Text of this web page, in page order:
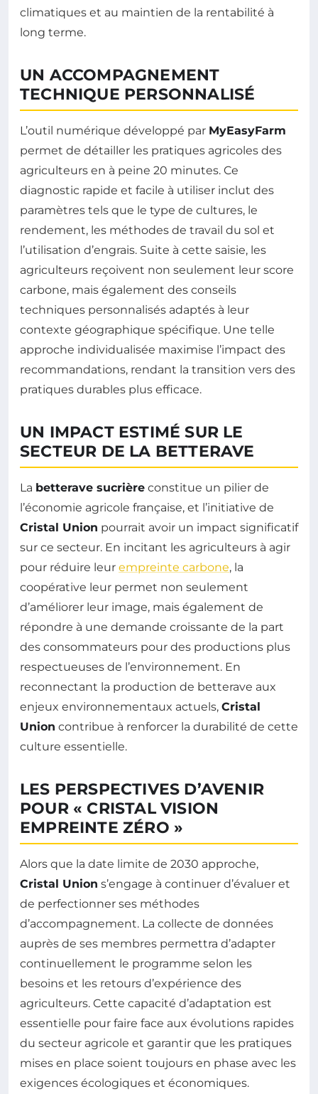
climatiques et au maintien de la rentabilité à
long terme.
UN ACCOMPAGNEMENT
TECHNIQUE PERSONNALISÉ
L’outil numérique développé par MyEasyFarm
permet de détailler les pratiques agricoles des
agriculteurs en à peine 20 minutes. Ce
diagnostic rapide et facile à utiliser inclut des
paramètres tels que le type de cultures, le
rendement, les méthodes de travail du sol et
l’utilisation d’engrais. Suite à cette saisie, les
agriculteurs reçoivent non seulement leur score
carbone, mais également des conseils
techniques personnalisés adaptés à leur
contexte géographique spécifique. Une telle
approche individualisée maximise l’impact des
recommandations, rendant la transition vers des
pratiques durables plus efficace.
UN IMPACT ESTIMÉ SUR LE
SECTEUR DE LA BETTERAVE
La betterave sucrière constitue un pilier de
l’économie agricole française, et l’initiative de
Cristal Union pourrait avoir un impact significatif
sur ce secteur. En incitant les agriculteurs à agir
pour réduire leur empreinte carbone, la
coopérative leur permet non seulement
d’améliorer leur image, mais également de
répondre à une demande croissante de la part
des consommateurs pour des productions plus
respectueuses de l’environnement. En
reconnectant la production de betterave aux
enjeux environnementaux actuels, Cristal
Union contribue à renforcer la durabilité de cette
culture essentielle.
LES PERSPECTIVES D’AVENIR
POUR « CRISTAL VISION
EMPREINTE ZÉRO »
Alors que la date limite de 2030 approche,
Cristal Union s’engage à continuer d’évaluer et
de perfectionner ses méthodes
d’accompagnement. La collecte de données
auprès de ses membres permettra d’adapter
continuellement le programme selon les
besoins et les retours d’expérience des
agriculteurs. Cette capacité d’adaptation est
essentielle pour faire face aux évolutions rapides
du secteur agricole et garantir que les pratiques
mises en place soient toujours en phase avec les
exigences écologiques et économiques.